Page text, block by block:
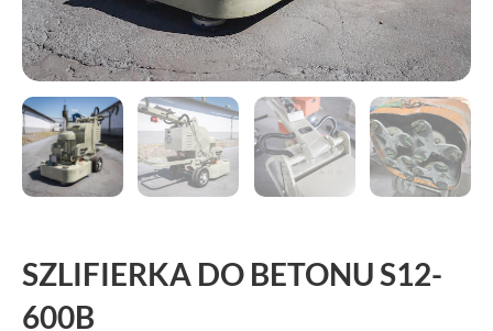
SZLIFIERKA DO BETONU S12-
600B